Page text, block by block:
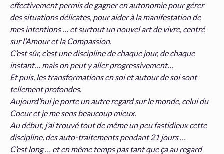
effectivement permis de gagner en autonomie pour gérer
des situations délicates, pour aider à la manifestation de
mes intentions … et surtout un nouvel art de vivre, centré
sur l’Amour et la Compassion.
C’est sûr, c’est une discipline de chaque jour, de chaque
instant… mais on peut y aller progressivement…
Et puis, les transformations en soi et autour de soi sont
tellement profondes.
Aujourd’hui je porte un autre regard sur le monde, celui du
Coeur et je me sens beaucoup mieux.
Au début, j’ai trouvé tout de même un peu fastidieux cette
discipline, des auto-traitements pendant 21 jours …
C’est long … et en même temps pas tant que ça au regard